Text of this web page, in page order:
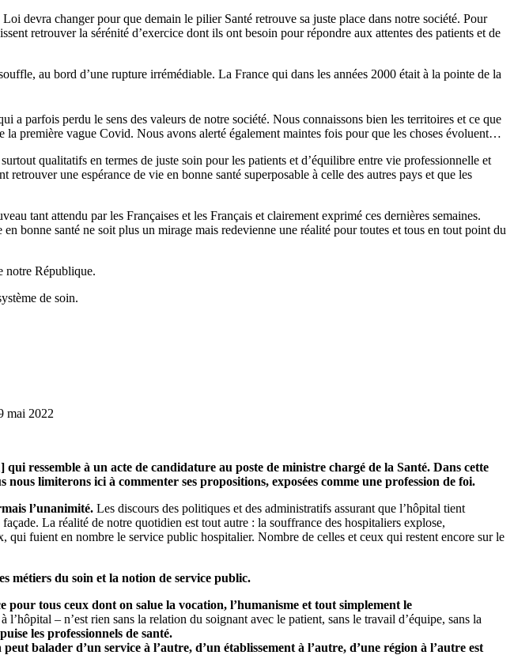
devra changer pour que demain le pilier Santé retrouve sa juste place dans notre société. Pour
retrouver la sérénité d’exercice dont ils ont besoin pour répondre aux attentes des patients et de
au bord d’une rupture irrémédiable. La France qui dans les années 2000 était à la pointe de la
parfois perdu le sens des valeurs de notre société. Nous connaissons bien les territoires et ce que
première vague Covid. Nous avons alerté également maintes fois pour que les choses évoluent…
qualitatifs en termes de juste soin pour les patients et d’équilibre entre vie professionnelle et
une espérance de vie en bonne santé superposable à celle des autres pays et que les
tant attendu par les Françaises et les Français et clairement exprimé ces dernières semaines.
bonne santé ne soit plus un mirage mais redevienne une réalité pour toutes et tous en tout point du
notre République.
de soin.
mai 2022
ressemble à un acte de candidature au poste de ministre chargé de la Santé. Dans cette
limiterons ici à commenter ses propositions, exposées comme une profession de foi.
l’unanimité. Les discours des politiques et des administratifs assurant que l’hôpital tient
La réalité de notre quotidien est tout autre : la souffrance des hospitaliers explose,
fuient en nombre le service public hospitalier. Nombre de celles et ceux qui restent encore sur le
métiers du soin et la notion de service public.
tous ceux dont on salue la vocation, l’humanisme et tout simplement le
– n’est rien sans la relation du soignant avec le patient, sans le travail d’équipe, sans la
les professionnels de santé.
balader d’un service à l’autre, d’un établissement à l’autre, d’une région à l’autre est